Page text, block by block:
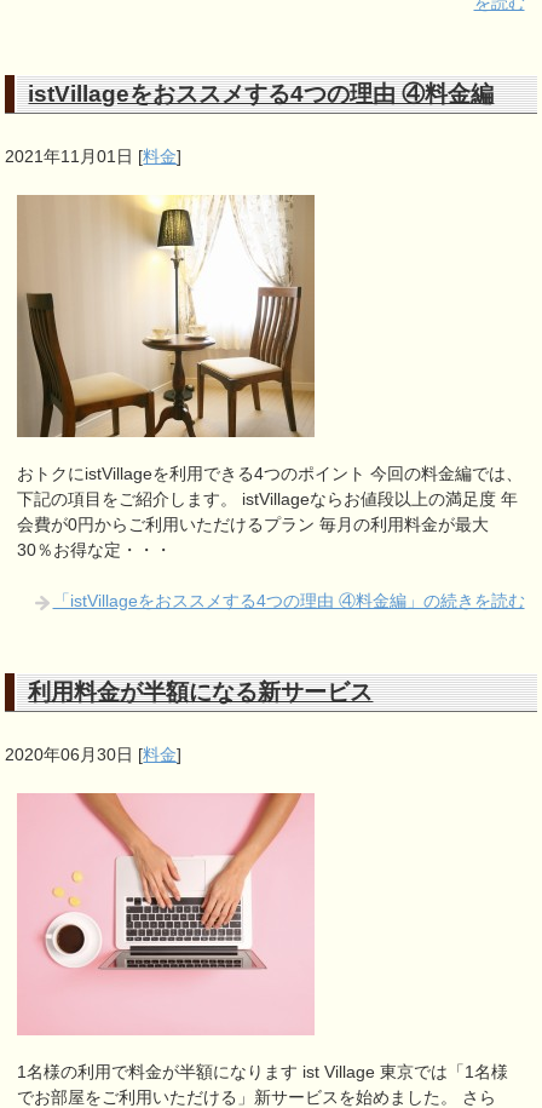
istVillageをおススメする4つの理由 ④料金編
2021年11月01日 [料金]
おトクにistVillageを利用できる4つのポイント 今回の料金編では、
下記の項目をご紹介します。 istVillageならお値段以上の満足度 年
会費が0円からご利用いただけるプラン 毎月の利用料金が最大
30％お得な定・・・
「istVillageをおススメする4つの理由 ④料金編」の続きを読む
利用料金が半額になる新サービス
2020年06月30日 [料金]
1名様の利用で料金が半額になります ist Village 東京では「1名様
でお部屋をご利用いただける」新サービスを始めました。 さら